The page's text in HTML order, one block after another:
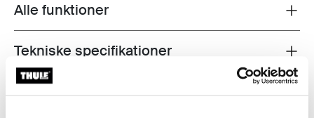
Toggle features
Alle funktioner
Toggle techspec
Tekniske specifikationer
Instruktioner